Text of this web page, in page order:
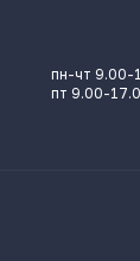
пн-чт 9.00-
пт 9.00-